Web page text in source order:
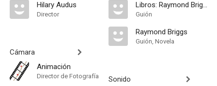
Hilary Audus
Director
Cámara
Animación
Director de Fotografía
Libros: Raymond Briggs
Guión
Raymond Briggs
Guión, Novela
Sonido